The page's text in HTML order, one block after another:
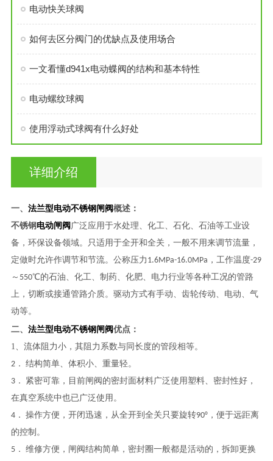
电动快关球阀
如何去区分阀门的优缺点及使用场合
一文看懂d941x电动蝶阀的结构和基本特性
电动螺纹球阀
使用浮动式球阀有什么好处
详细介绍
一、 法兰型电动不锈钢闸阀概述：
不锈钢电动闸阀 广泛应用于水处理、化工、石化、石油等工业设
备，环保设备领域。 只适用于全开和全关，一般不用来调节流量，
定做时允许作调节和节流。公称压力1.6MPa-16.0MPa，工作温度-29
～550℃的石油、化工、制药、化肥、电力行业等各种工况的管路
上，切断或接通管路介质。 驱动方式有手动、齿轮传动、电动、气
动等。
二、 法兰型电动不锈钢闸阀优点：
1、 流体阻力小，其阻力系数与同长度的管段相等。
2． 结构简单、体积小、重量轻。
3． 紧密可靠，目前闸阀的密封面材料广泛使用塑料、密封性好，
在真空系统中也已广泛使用。
4． 操作方便，开闭迅速， 从全开到全关只要旋转90°，便于远距离
的控制。
5． 维修方便，闸阀结构简单，密封圈一般都是活动的，拆卸更换